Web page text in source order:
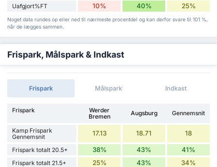
Uafgjort%FT 10% 40% 25%
Noget data rundes op eller ned til nærmeste procentdel og kan derfor svare til 101 %,
når de lægges sammen.
Frispark, Målspark & Indkast
Frispark Målspark Indkast
Frispark
Werder
Bremen
Augsburg Gennemsnit
Kamp Frispark
Gennemsnit
17.13 18.71 18
Frispark totalt 20.5+ 38% 43% 41%
Frispark totalt 21.5+ 25% 43% 34%